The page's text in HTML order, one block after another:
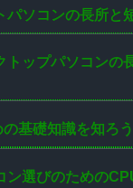
パソコンの長所と
トップパソコンの
基礎知識を知ろう
ン選びのための